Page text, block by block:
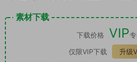
素材下载
下载价格 VIP
仅限VIP下载
升级